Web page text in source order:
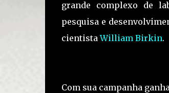
grande complexo de
pesquisa e
cientistaWilliam Birkin.
Com sua campanha